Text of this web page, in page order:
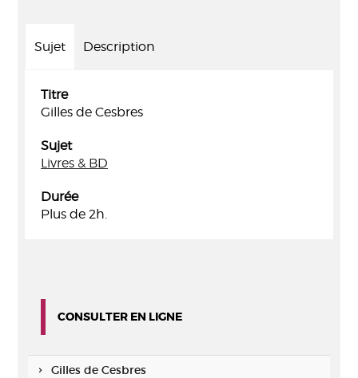
Sujet Description
Titre
Gilles de Cesbres
Sujet
Livres & BD
Durée
Plus de 2h.
CONSULTER EN LIGNE
Gilles de Cesbres